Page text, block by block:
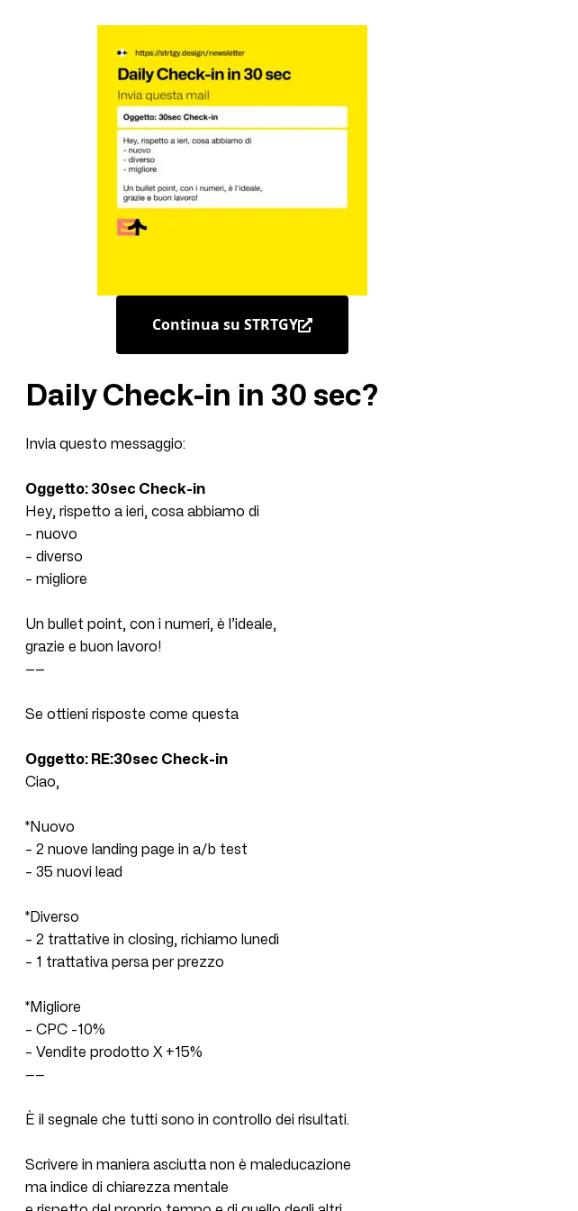
Continua su STRTGY
Daily Check-in in 30 sec?
Invia questo messaggio:
Oggetto: 30sec Check-in
Hey, rispetto a ieri, cosa abbiamo di
– nuovo
– diverso
– migliore
Un bullet point, con i numeri, è l’ideale,
grazie e buon lavoro!
——
Se ottieni risposte come questa
Oggetto: RE:30sec Check-in
Ciao,
*Nuovo
– 2 nuove landing page in a/b test
– 35 nuovi lead
*Diverso
– 2 trattative in closing, richiamo lunedì
– 1 trattativa persa per prezzo
*Migliore
– CPC -10%
– Vendite prodotto X +15%
——
È il segnale che tutti sono in controllo dei risultati.
Scrivere in maniera asciutta non è maleducazione
ma indice di chiarezza mentale